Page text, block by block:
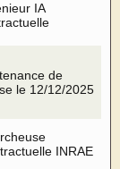
IA
de
le 12/12/2025
INRAE